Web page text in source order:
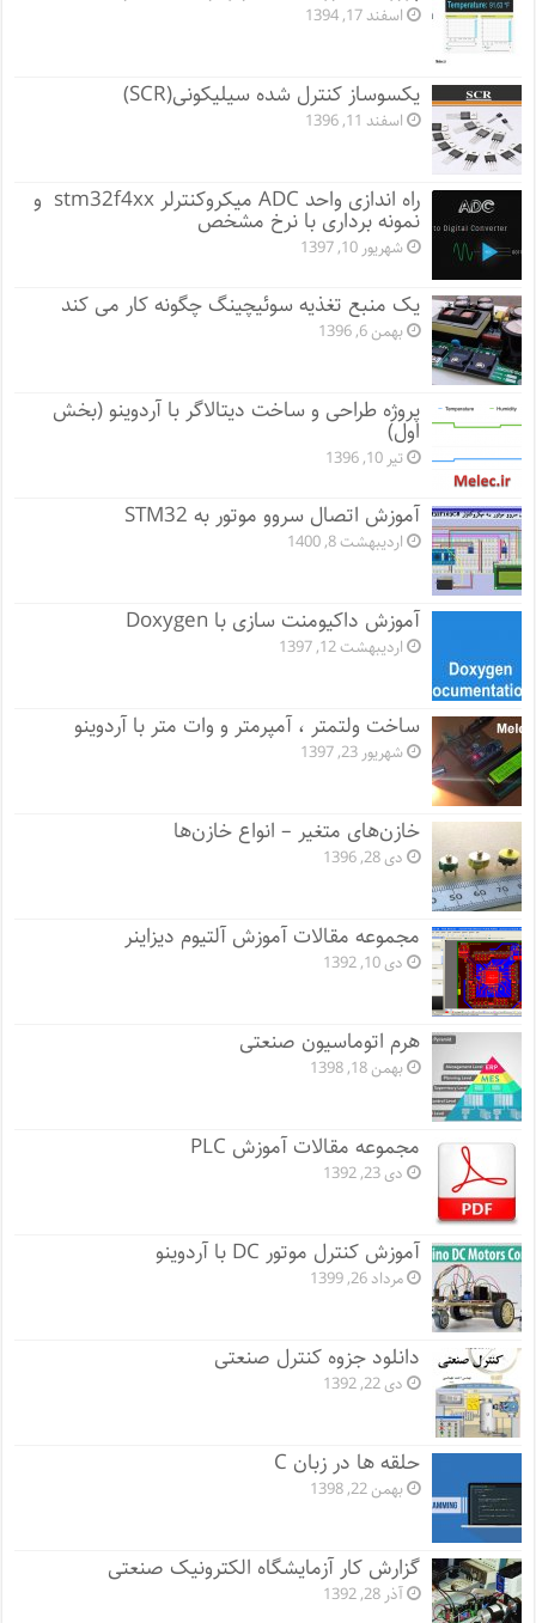
اسفند 17, 1394
یکسوساز کنترل شده سیلیکونی(SCR)
اسفند 11, 1396
راه اندازی واحد ADC میکروکنترلر stm32f4xx و
نمونه برداری با نرخ مشخص
شهریور 10, 1397
یک منبع تغذیه سوئیچینگ چگونه کار می کند
بهمن 6, 1396
پروژه طراحی و ساخت دیتالاگر با آردوینو (بخش
اول)
تیر 10, 1396
آموزش اتصال سروو موتور به STM32
اردیبهشت 8, 1400
آموزش داکیومنت سازی با Doxygen
اردیبهشت 12, 1397
ساخت ولتمتر ، آمپرمتر و وات متر با آردوینو
شهریور 23, 1397
خازن‌های متغیر – انواع خازن‌ها
دی 28, 1396
مجموعه مقالات آموزش آلتیوم دیزاینر
دی 10, 1392
هرم اتوماسیون صنعتی
بهمن 18, 1398
مجموعه مقالات آموزش PLC
دی 23, 1392
آموزش کنترل موتور DC با آردوینو
مرداد 26, 1399
دانلود جزوه کنترل صنعتی
دی 22, 1392
حلقه ها در زبان C
بهمن 22, 1398
گزارش کار آزمایشگاه الکترونیک صنعتی
آذر 28, 1392